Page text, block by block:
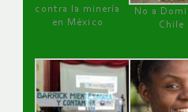
contra la minería
en México
No a
Chile